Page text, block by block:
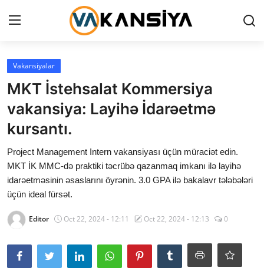
Login
Ana səhifə
Vakansiyalar
Maliyyə
Əlaqə
Xəbərlər
Vakansiyalar
MKT İstehsalat Kommersiya
vakansiya: Layihə İdarəetmə
kursantı.
Project Management Intern vakansiyası üçün müraciət edin.
MKT İK MMC-də praktiki təcrübə qazanmaq imkanı ilə layihə
idarəetməsinin əsaslarını öyrənin. 3.0 GPA ilə bakalavr tələbələri
üçün ideal fürsət.
Editor Oct 22, 2024 - 12:11 Oct 22, 2024 - 12:13 0